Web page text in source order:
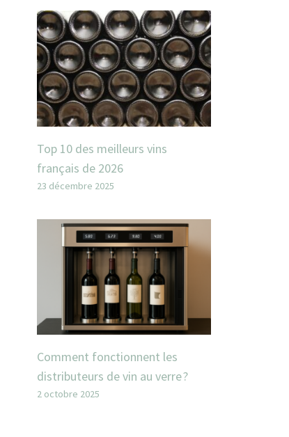
Top 10 des meilleurs vins
français de 2026
23 décembre 2025
Comment fonctionnent les
distributeurs de vin au verre ?
2 octobre 2025